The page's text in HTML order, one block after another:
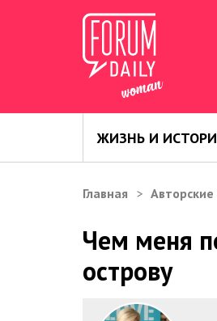
ЖИЗНЬ И
Главная Авторские
Чем меня
острову